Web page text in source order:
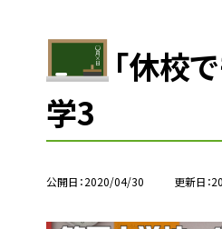
「休
学3
公開日 2020/04/30 更新日